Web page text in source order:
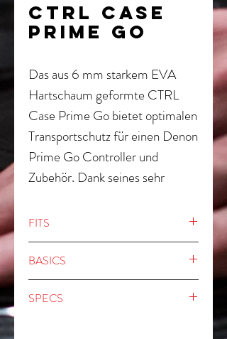
CTRL CASE
PRIME GO
Das aus 6 mm starkem EVA
Hartschaum geformte CTRL
Case Prime Go bietet optimalen
Transportschutz für einen Denon
Prime Go Controller und
Zubehör. Dank seines sehr
der kompakten Größe ist das
CTRL Case die ideale
Alternative für DJs, ihr
Equipment sicher zum nächsten
Gig zu transportieren.
FITS
Denon Prime Go+
AlphaTheta Omnis-Duo
BASICS
Hartschaum und
SPECS